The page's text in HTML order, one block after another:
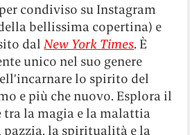
condiviso su Instagram
bellissima copertina) e
dal New York Times. È
unico nel suo genere
lo spirito del
e più che nuovo. Esplora il
la magia e la malattia
pazzia, la spiritualità e la